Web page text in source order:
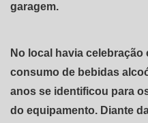
garagem.
No local havia
consumo de bebidas
anos se identificou para
do equipamento. Diante